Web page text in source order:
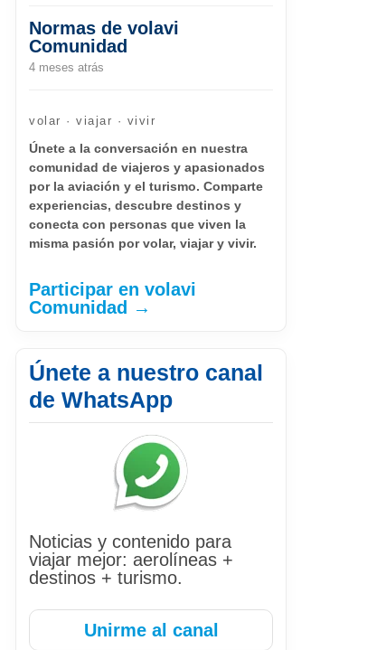
Normas de volavi
Comunidad
4 meses atrás
volar · viajar · vivir
Únete a la conversación en nuestra
comunidad de viajeros y apasionados
por la aviación y el turismo. Comparte
experiencias, descubre destinos y
conecta con personas que viven la
misma pasión por volar, viajar y vivir.
Participar en volavi
Comunidad →
Únete a nuestro canal
de WhatsApp
Noticias y contenido para
viajar mejor: aerolíneas +
destinos + turismo.
Unirme al canal